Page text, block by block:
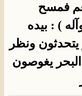
فمسح
) : بيده
ونظر
يغوصون